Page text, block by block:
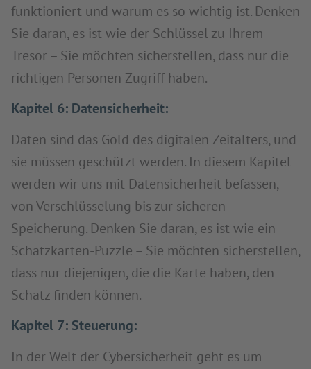
funktioniert und warum es so wichtig ist. Denken
Sie daran, es ist wie der Schlüssel zu Ihrem
Tresor – Sie möchten sicherstellen, dass nur die
richtigen Personen Zugriff haben.
Kapitel 6: Datensicherheit:
Daten sind das Gold des digitalen Zeitalters, und
sie müssen geschützt werden. In diesem Kapitel
werden wir uns mit Datensicherheit befassen,
von Verschlüsselung bis zur sicheren
Speicherung. Denken Sie daran, es ist wie ein
Schatzkarten-Puzzle – Sie möchten sicherstellen,
dass nur diejenigen, die die Karte haben, den
Schatz finden können.
Kapitel 7: Steuerung:
In der Welt der Cybersicherheit geht es um